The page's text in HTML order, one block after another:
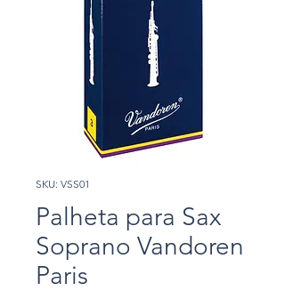
SKU: VSS01
Palheta para Sax
Soprano Vandoren
Paris